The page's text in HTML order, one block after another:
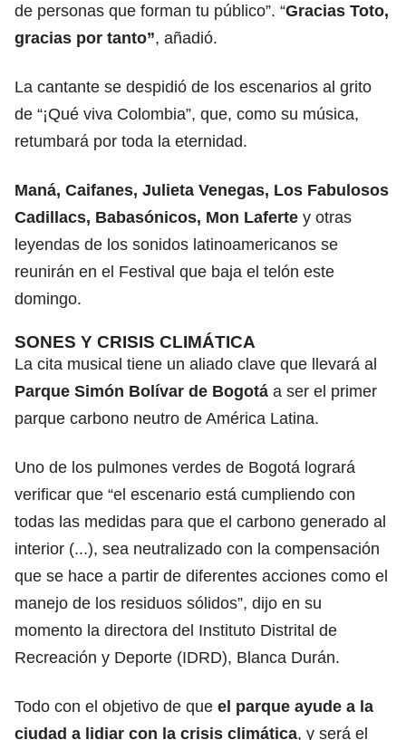
de personas que forman tu público”. “Gracias Toto,
gracias por tanto”, añadió.
La cantante se despidió de los escenarios al grito
de “¡Qué viva Colombia”, que, como su música,
retumbará por toda la eternidad.
Maná, Caifanes, Julieta Venegas, Los Fabulosos
Cadillacs, Babasónicos, Mon Laferte y otras
leyendas de los sonidos latinoamericanos se
reunirán en el Festival que baja el telón este
domingo.
SONES Y CRISIS CLIMÁTICA
La cita musical tiene un aliado clave que llevará al
Parque Simón Bolívar de Bogotá a ser el primer
parque carbono neutro de América Latina.
Uno de los pulmones verdes de Bogotá logrará
verificar que “el escenario está cumpliendo con
todas las medidas para que el carbono generado al
interior (...), sea neutralizado con la compensación
que se hace a partir de diferentes acciones como el
manejo de los residuos sólidos”, dijo en su
momento la directora del Instituto Distrital de
Recreación y Deporte (IDRD), Blanca Durán.
Todo con el objetivo de que el parque ayude a la
ciudad a lidiar con la crisis climática, y será el